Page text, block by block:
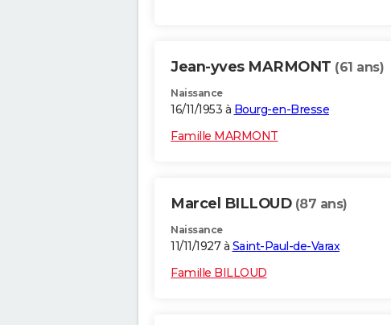
Jean-yves MARMONT (61 ans)
Naissance
16/11/1953 à Bourg-en-Bresse
Famille MARMONT
Marcel BILLOUD (87 ans)
Naissance
11/11/1927 à Saint-Paul-de-Varax
Famille BILLOUD